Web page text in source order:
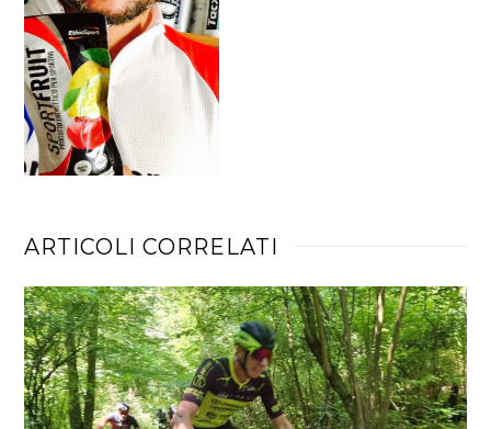
ARTICOLI CORRELATI